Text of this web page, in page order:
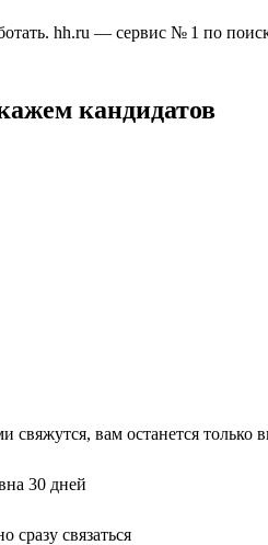
hh.ru — сервис № 1 по
кандидатов
вам останется только
30 дней
связаться